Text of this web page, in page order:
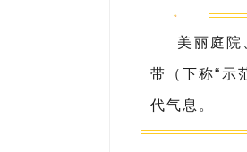
美丽庭
带（下称“示
代气息。